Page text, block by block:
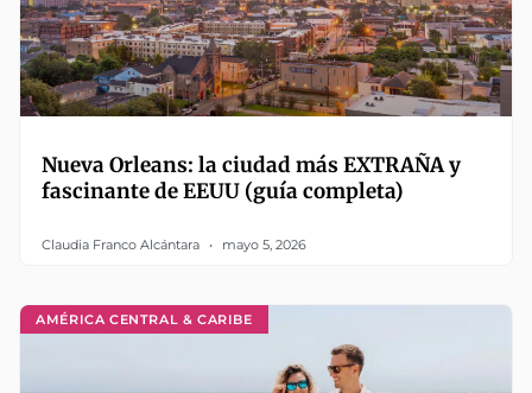
Nueva Orleans: la ciudad más EXTRAÑA y
fascinante de EEUU (guía completa)
Claudia Franco Alcántara mayo 5, 2026
AMÉRICA CENTRAL & CARIBE